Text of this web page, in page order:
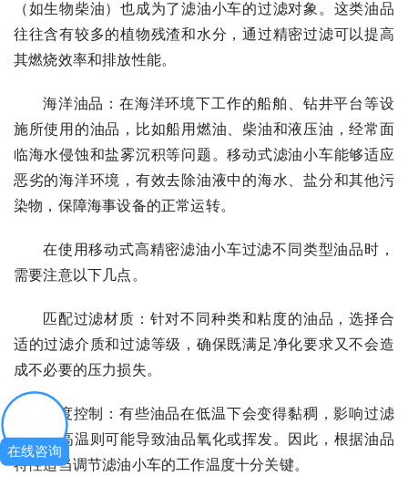
（如生物柴油）也成为了滤油小车的过滤对象。这类油品
往往含有较多的植物残渣和水分，通过精密过滤可以提高
其燃烧效率和排放性能。
海洋油品：在海洋环境下工作的船舶、钻井平台等设
施所使用的油品，比如船用燃油、柴油和液压油，经常面
临海水侵蚀和盐雾沉积等问题。移动式滤油小车能够适应
恶劣的海洋环境，有效去除油液中的海水、盐分和其他污
染物，保障海事设备的正常运转。
在使用移动式高精密滤油小车过滤不同类型油品时，
需要注意以下几点。
匹配过滤材质：针对不同种类和粘度的油品，选择合
适的过滤介质和过滤等级，确保既满足净化要求又不会造
成不必要的压力损失。
温度控制：有些油品在低温下会变得黏稠，影响过滤
效率；高温则可能导致油品氧化或挥发。因此，根据油品
特性适当调节滤油小车的工作温度十分关键。
在线咨询